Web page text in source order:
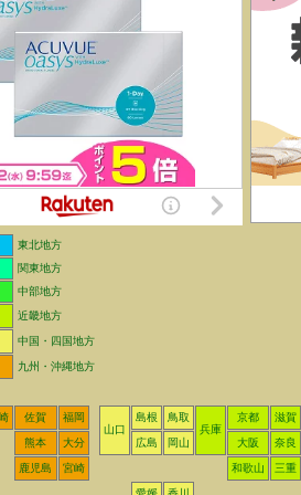
東北地方
関東地方
中部地方
近畿地方
中国・四国地方
九州・沖縄地方
佐賀
福岡
山口
島根
鳥取
兵庫
京都 滋賀
熊本 大分 広島 岡山 大阪 奈良
鹿児島 宮崎 和歌山 三重